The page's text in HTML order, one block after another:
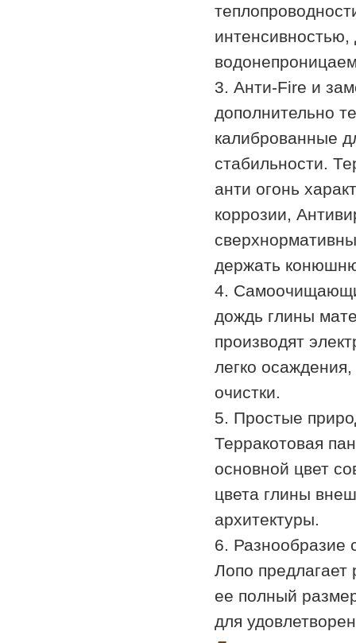
3. Анти-Fire и
дополнительно
калиброванные
стабильности.
анти огонь
коррозии,
держать
4.
дождь глины
производят
легко
очистки.
5. Простые
Терракотовая
основной цвет
цвета глины
архитектуры.
6. Разнообразие
Лопо
ее полный
для